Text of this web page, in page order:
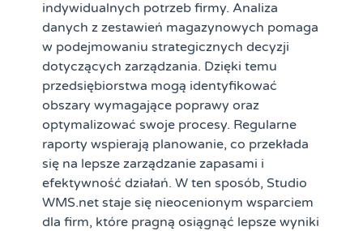
indywidualnych potrzeb firmy. Analiza
danych z zestawień magazynowych pomaga
w podejmowaniu strategicznych decyzji
dotyczących zarządzania. Dzięki temu
przedsiębiorstwa mogą identyfikować
obszary wymagające poprawy oraz
optymalizować swoje procesy. Regularne
raporty wspierają planowanie, co przekłada
się na lepsze zarządzanie zapasami i
efektywność działań. W ten sposób, Studio
WMS.net staje się nieocenionym wsparciem
dla firm, które pragną osiągnąć lepsze wyniki